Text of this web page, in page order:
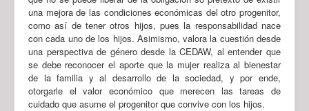
una mejora de las condiciones económicas del otro progenitor,
como así de tener otros hijos, pues la responsabilidad nace
con cada uno de los hijos. Asimismo, valora la cuestión desde
una perspectiva de género desde la CEDAW, al entender que
se debe reconocer el aporte que la mujer realiza al bienestar
de la familia y al desarrollo de la sociedad, y por ende,
otorgarle el valor económico que merecen las tareas de
cuidado que asume el progenitor que convive con los hijos.